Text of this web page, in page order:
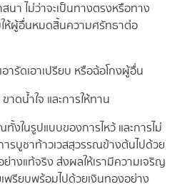
นา ไม่ว่าจะเป็นทางตรงหรือทาง
ให้ผู้อื่นหมดสิ้นความศรัทธาต่อ
ารัดเอาเปรียบ หรือฉ้อโกงผู้อื่น
าดน้ำใจ และการให้ทาน
งในรูปแบบของการไหว้ และการไม่
รบูชาท้าวเวสสุวรรณข้างต้นไปด้วย
างแท้จริง ส่งผลให้เรามีความเจริญ
พรียบพร้อมไปด้วยเงินทองอย่าง